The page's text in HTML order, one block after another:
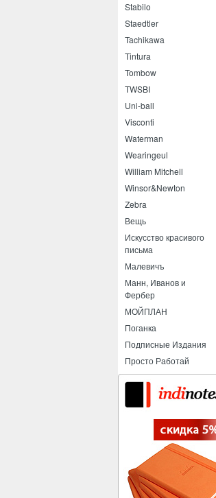
Stabilo
Staedtler
Tachikawa
Tintura
Tombow
TWSBI
Uni-ball
Visconti
Waterman
Wearingeul
William Mitchell
Winsor&Newton
Zebra
Вещь
Искусство красивого
письма
Малевичъ
Манн, Иванов и
Фербер
МОЙПЛАН
Поганка
Подписные Издания
Просто Работай